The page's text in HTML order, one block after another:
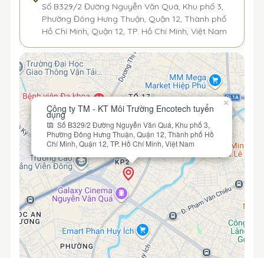
Số B329/2 Đường Nguyễn Văn Quá, Khu phố 3,
Phường Đông Hưng Thuận, Quận 12, Thành phố
Hồ Chí Minh, Quận 12, TP. Hồ Chí Minh, Việt Nam
Công ty TM - KT Môi Trường Encotech tuyển
dụng
Số B329/2 Đường Nguyễn Văn Quá, Khu phố 3,
Phường Đông Hưng Thuận, Quận 12, Thành phố Hồ
Chí Minh, Quận 12, TP. Hồ Chí Minh, Việt Nam
×